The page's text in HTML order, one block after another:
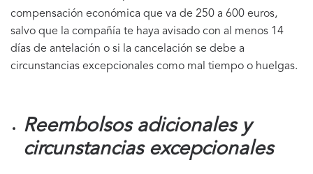
compensación económica que va de 250 a 600 euros,
salvo que la compañía te haya avisado con al menos 14
días de antelación o si la cancelación se debe a
circunstancias excepcionales como mal tiempo o huelgas.
Reembolsos adicionales y
circunstancias excepcionales